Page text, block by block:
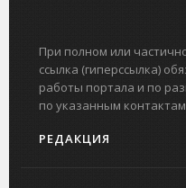
При полном или
ссылка (гиперссылка)
работы портала и по
по указанным контактам
РЕДАКЦИЯ